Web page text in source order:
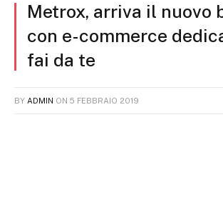
Metrox, arriva il nuovo
con e-commerce
fai da te
BY ADMIN ON 5 FEBBRAIO 2019